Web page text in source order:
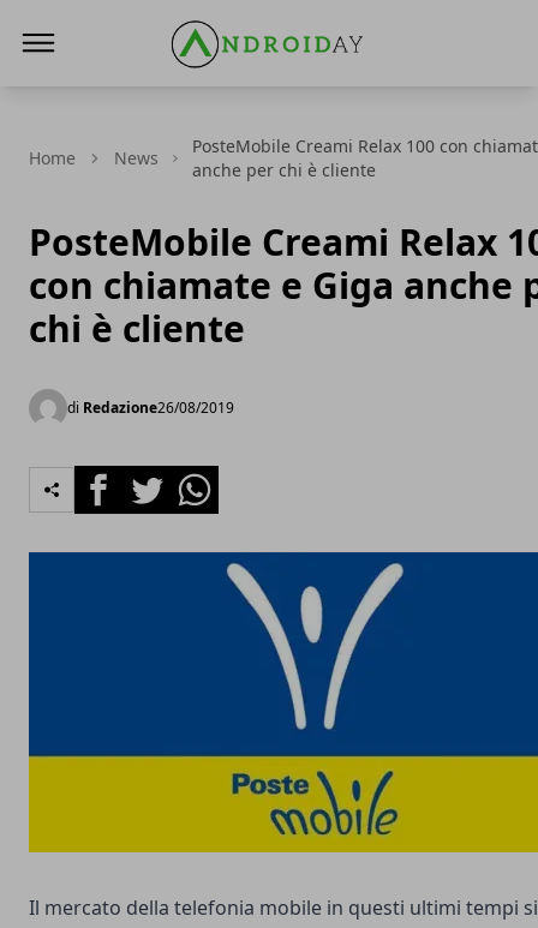
Home News
PosteMobile Creami Relax 100 con
anche per chi è cliente
PosteMobile Creami Relax
con chiamate e Giga anche
chi è cliente
di Redazione26/08/2019
FacebookTwitterWhatsapp
Il mercato della telefonia mobile in questi ultimi tempi